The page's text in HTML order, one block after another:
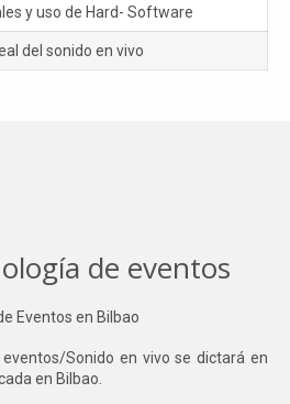
y uso de Hard- Software
del sonido en vivo
de eventos
Eventos en Bilbao
Sonido en vivo se dictará en
en Bilbao.